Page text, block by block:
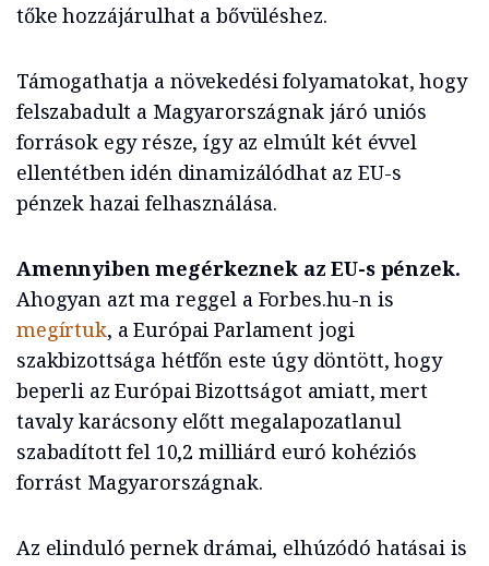
tőke hozzájárulhat a bővüléshez.
Támogathatja a növekedési folyamatokat, hogy
felszabadult a Magyarországnak járó uniós
források egy része, így az elmúlt két évvel
ellentétben idén dinamizálódhat az EU-s
pénzek hazai felhasználása.
Amennyiben megérkeznek az EU-s pénzek.
Ahogyan azt ma reggel a Forbes.hu-n is
megírtuk, a Európai Parlament jogi
szakbizottsága hétfőn este úgy döntött, hogy
beperli az Európai Bizottságot amiatt, mert
tavaly karácsony előtt megalapozatlanul
szabadított fel 10,2 milliárd euró kohéziós
forrást Magyarországnak.
Az elinduló pernek drámai, elhúzódó hatásai is